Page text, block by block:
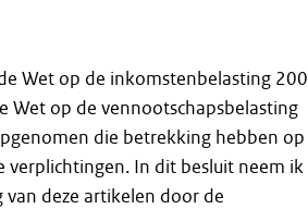
Wet op de inkomstenbelasting
Wet op de vennootschapsbelasting
die betrekking hebben op
In dit besluit neem ik
deze artikelen door de